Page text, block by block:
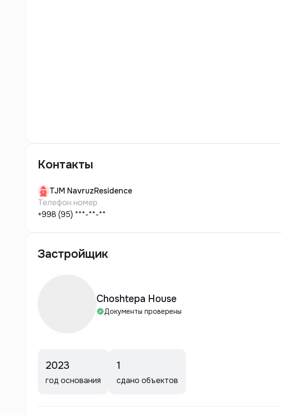
Контакты
TJM NavruzResidence
Телефон номер
+998 (95) ***-**-**
Застройщик
Choshtepa House
Документы проверены
2023
год основания
1
сдано объектов